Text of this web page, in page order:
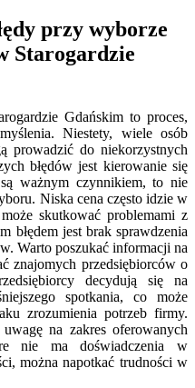
przy wyborze
Starogardzie
Gdańskim to proces,
Niestety, wiele osób
prowadzić do niekorzystnych
błędów jest kierowanie się
ważnym czynnikiem, to nie
Niska cena często idzie w
skutkować problemami z
błędem jest brak sprawdzenia
Warto poszukać informacji na
znajomych przedsiębiorców o
decydują się na
spotkania, co może
zrozumienia potrzeb firmy.
na zakres oferowanych
nie ma doświadczenia w
można napotkać trudności w